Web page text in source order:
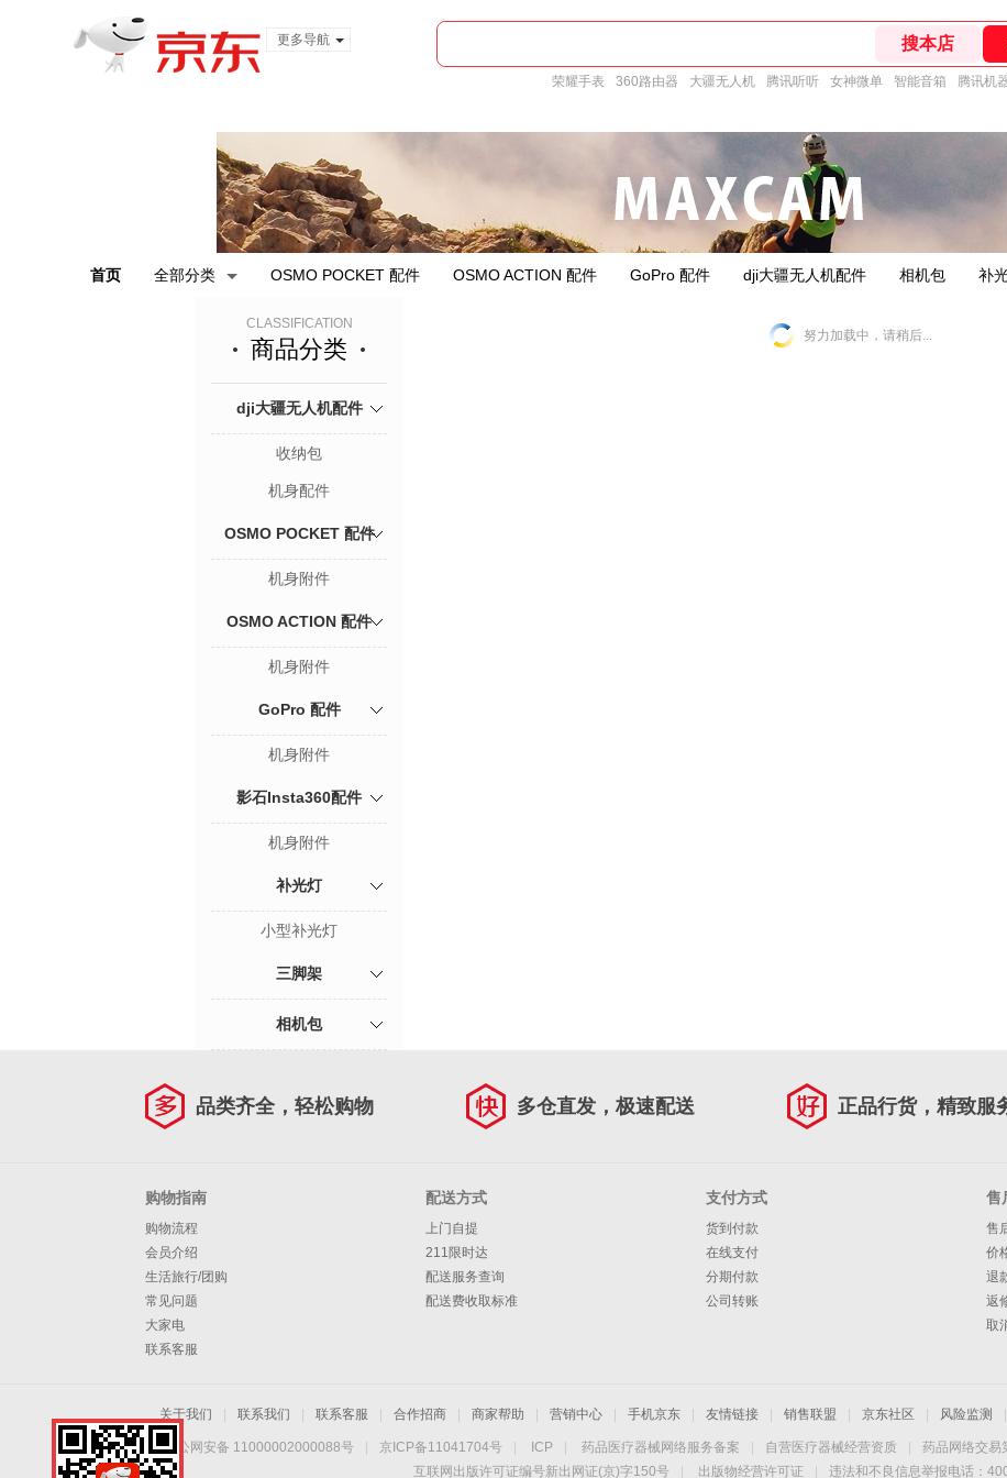
更多导航
荣耀手表 360路由器 大疆无人机 腾讯听听 女神微单 智能音箱 腾讯机
首页 全部分类 OSMO POCKET 配件 OSMO ACTION 配件 GoPro 配件 dji大疆无人机配件 相机包 补
CLASSIFICATION
商品分类
dji大疆无人机配件
收纳包
机身配件
OSMO POCKET 配件
机身附件
OSMO ACTION 配件
机身附件
GoPro 配件
机身附件
影石Insta360配件
机身附件
补光灯
小型补光灯
三脚架
相机包
努力加载中，请稍后...
品类齐全，轻松购物 多仓直发，极速配送 正品行货，精致服
购物指南
购物流程
会员介绍
生活旅行/团购
常见问题
大家电
联系客服
配送方式
上门自提
211限时达
配送服务查询
配送费收取标准
支付方式
货到付款
在线支付
分期付款
公司转账
售
售
价
退
返
取
关于我们 联系我们 联系客服 合作招商 商家帮助 营销中心 手机京东 友情链接 销售联盟 京东社区 风险监测
京公网安备 11000002000088号 京ICP备11041704号 ICP 药品医疗器械网络服务备案 自营医疗器械经营资质 药品网络交易
互联网出版许可证编号新出网证(京)字150号
出版物经营许可证 违法和不良信息举报电话：